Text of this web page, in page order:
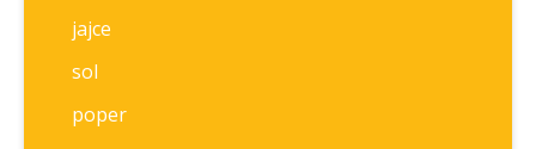
jajce
sol
poper